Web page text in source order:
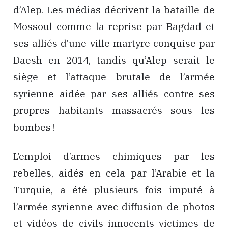
d’Alep. Les médias décrivent la bataille de
Mossoul comme la reprise par Bagdad et
ses alliés d’une ville martyre conquise par
Daesh en 2014, tandis qu’Alep serait le
siège et l’attaque brutale de l’armée
syrienne aidée par ses alliés contre ses
propres habitants massacrés sous les
bombes !
L’emploi d’armes chimiques par les
rebelles, aidés en cela par l’Arabie et la
Turquie, a été plusieurs fois imputé à
l’armée syrienne avec diffusion de photos
et vidéos de civils innocents victimes de